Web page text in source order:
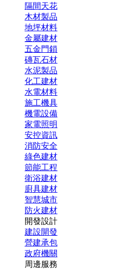
隔間天花
木材製品
地坪材料
金屬建材
五金門鎖
磚瓦石材
水泥製品
化工建材
水電材料
施工機具
機電設備
家電照明
安控資訊
消防安全
綠色建材
節能工程
衛浴建材
廚具建材
智慧城市
防火建材
開發設計
建設開發
營建承包
政府機關
周邊服務